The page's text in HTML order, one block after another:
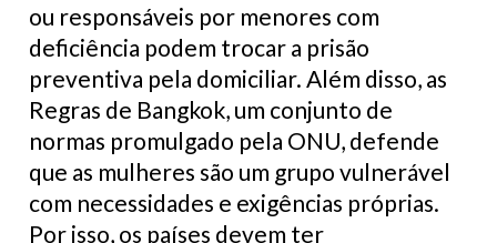
ou responsáveis por menores com
deficiência podem trocar a prisão
preventiva pela domiciliar. Além disso, as
Regras de Bangkok, um conjunto de
normas promulgado pela ONU, defende
que as mulheres são um grupo vulnerável
com necessidades e exigências próprias.
Por isso, os países devem ter